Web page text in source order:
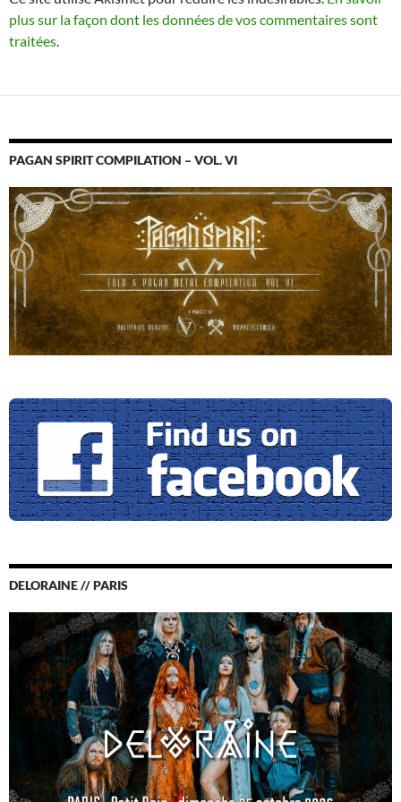
plus sur la façon dont les données de vos commentaires sont
traitées.
PAGAN SPIRIT COMPILATION – VOL. VI
DELORAINE // PARIS